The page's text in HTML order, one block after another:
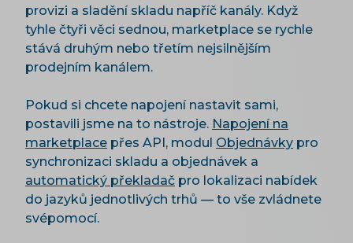
provizi a sladění skladu napříč kanály. Když
tyhle čtyři věci sednou, marketplace se rychle
stává druhým nebo třetím nejsilnějším
prodejním kanálem.
Pokud si chcete napojení nastavit sami,
postavili jsme na to nástroje. Napojení na
marketplace přes API, modul Objednávky pro
synchronizaci skladu a objednávek a
automatický překladač pro lokalizaci nabídek
do jazyků jednotlivých trhů — to vše zvládnete
svépomocí.